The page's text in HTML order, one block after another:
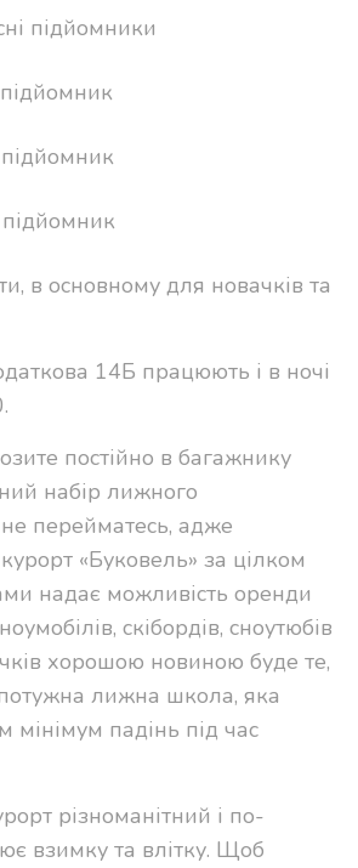
підйомники
в основному для новачків та
14Б працюють і в ночі
постійно в багажнику
набір лижного
перейматесь, адже
«Буковель» за цілком
надає можливість оренди
скібордів, сноутюбів
хорошою новиною буде те,
лижна школа, яка
мінімум падінь під час
різноманітний і по-
взимку та влітку. Щоб